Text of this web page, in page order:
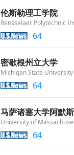
伦斯勒理工学院
Rensselaer Polytechnic
64
密歇根州立大学
Michigan State University
64
马萨诸塞大学阿默
University of
64